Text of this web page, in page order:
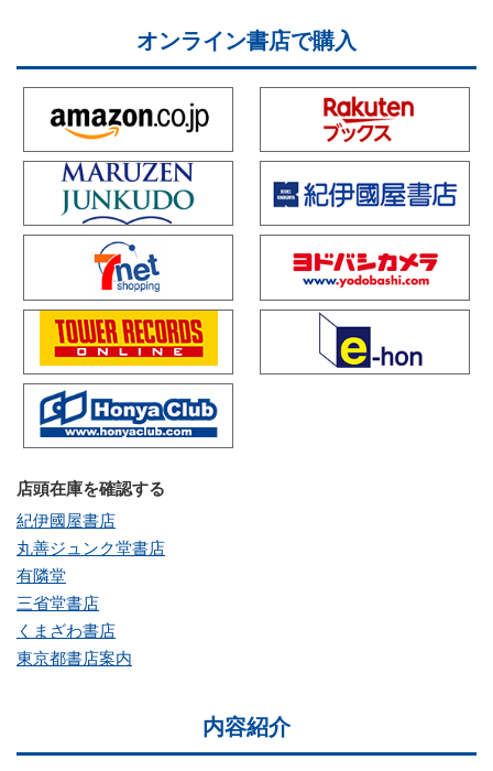
オンライン書店で購入
店頭在庫を確認する
紀伊國屋書店
丸善ジュンク堂書店
有隣堂
三省堂書店
くまざわ書店
東京都書店案内
内容紹介